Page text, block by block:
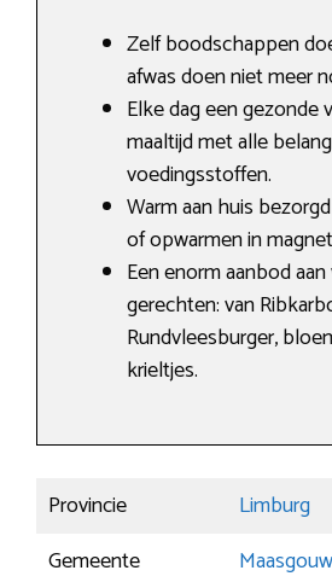
Zelf boodschappen
afwas doen niet meer
Elke dag een gezonde
maaltijd met alle
voedingsstoffen.
Warm aan huis
of opwarmen in
Een enorm aanbod
gerechten: van
Rundvleesburger,
krieltjes.
Provincie
Limburg
Gemeente
Maasgouw